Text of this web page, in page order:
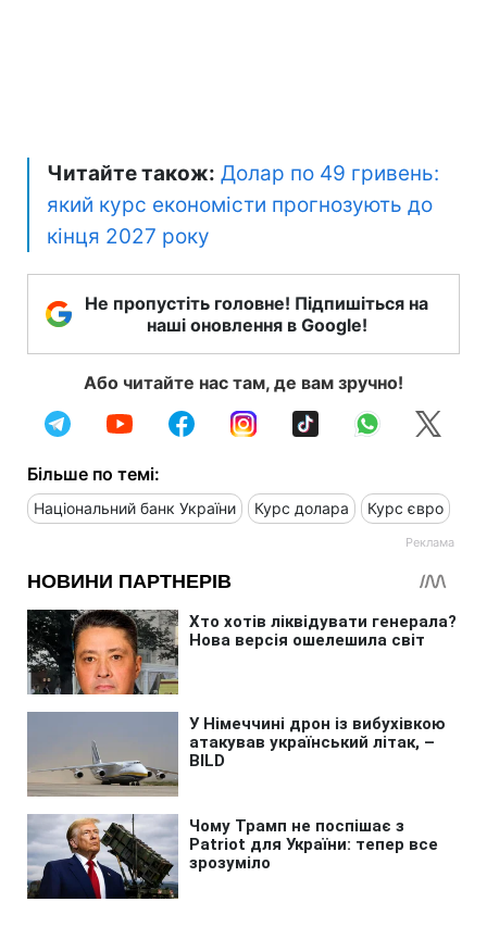
Читайте також: Долар по 49 гривень:
який курс економісти прогнозують до
кінця 2027 року
Не пропустіть головне! Підпишіться на
наші оновлення в Google!
Або читайте нас там, де вам зручно!
Більше по темі:
Національний банк України Курс долара Курс євро